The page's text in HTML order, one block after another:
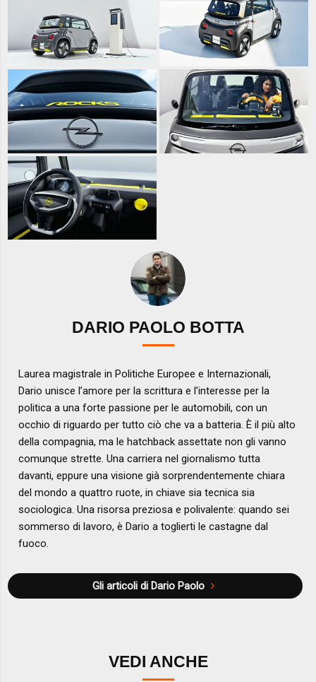
DARIO PAOLO BOTTA
Laurea magistrale in Politiche Europee e Internazionali,
Dario unisce l’amore per la scrittura e l’interesse per la
politica a una forte passione per le automobili, con un
occhio di riguardo per tutto ciò che va a batteria. È il più alto
della compagnia, ma le hatchback assettate non gli vanno
comunque strette. Una carriera nel giornalismo tutta
davanti, eppure una visione già sorprendentemente chiara
del mondo a quattro ruote, in chiave sia tecnica sia
sociologica. Una risorsa preziosa e polivalente: quando sei
sommerso di lavoro, è Dario a toglierti le castagne dal
fuoco.
Gli articoli di Dario Paolo
VEDI ANCHE